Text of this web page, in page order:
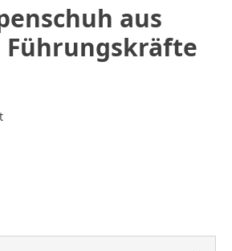
aus
Führungskräfte